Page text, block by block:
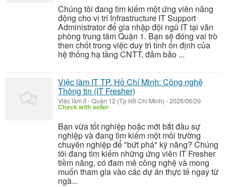
Chúng tôi đang tìm kiếm một ứng viên năng
động cho vị trí Infrastructure IT Support
Administrator để gia nhập đội ngũ IT tại văn
phòng trung tâm Quận 1. Bạn sẽ đóng vai trò
then chốt trong việc duy trì tính ổn định của
hệ thống hạ tầng CNTT, đảm bảo ...
Việc làm IT TP. Hồ Chí Minh: Công nghệ
Thông tin (IT Fresher)
Việc làm it-Quận 12 (Tp Hồ Chí Minh) -2026/06/29
Check with seller
Bạn vừa tốt nghiệp hoặc mới bắt đầu sự
nghiệp và đang tìm kiếm một môi trường
chuyên nghiệp để "bứt phá" kỹ năng? Chúng
tôi đang tìm kiếm những ứng viên IT Fresher
tiềm năng, có đam mê công nghệ và mong
muốn tham gia vào các dự án thực tế ngay từ
ngà...